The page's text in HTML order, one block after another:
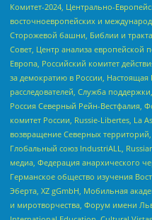
Комитет-2024, Центрально-
восточноевропейских и
Сторожевой башни, Библии и
Совет, Центр анализа европейской
Европа, Российский комитет
за демократию в России, Настоящая
расследователей, Служба
Россия Северный Рейн-Вестфалия,
комитет России, Russie-Libertes, La
возвращение Северных
Глобальный союз IndustriALL,
медиа, Федерация анархического
Германское общество изучения
Эберта, XZ gGmbH, Мобильная
и миротворчества, Форум имени